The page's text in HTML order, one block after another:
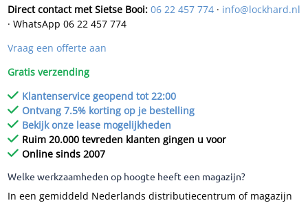
Direct contact met Sietse Booi: 06 22 457 774· info@lockhard.nl
· WhatsApp 06 22 457 774
Vraag een offerte aan
Gratis verzending
Klantenservice geopend tot 22:00
Ontvang 7.5% korting op je bestelling
Bekijk onze lease mogelijkheden
Ruim 20.000 tevreden klanten gingen u voor
Online sinds 2007
Welke werkzaamheden op hoogte heeft een magazijn?
In een gemiddeld Nederlands distributiecentrum of magazijn